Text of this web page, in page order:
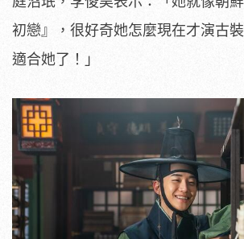
初戀』， 很好奇她怎麼現在才演古
適合她了！」